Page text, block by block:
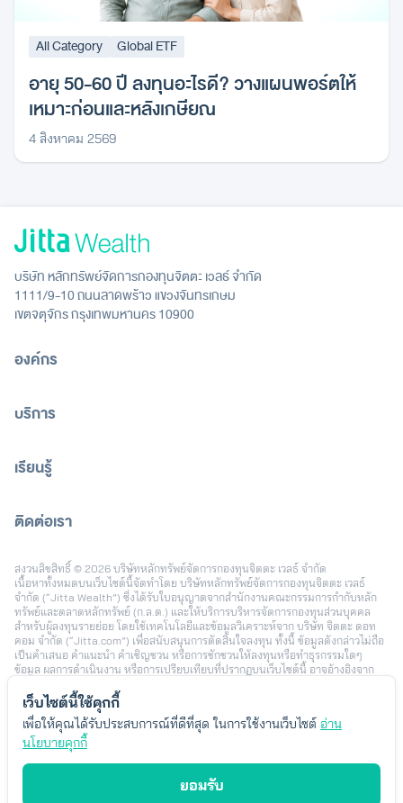
All Category Global ETF
อายุ 50-60 ปี ลงทุนอะไรดี? วางแผนพอร์ตให้
เหมาะก่อนและหลังเกษียณ
4 สิงหาคม 2569
บริษัท หลักทรัพย์จัดการกองทุนจิตตะ เวลธ์ จำกัด
1111/9-10 ถนนลาดพร้าว แขวงจันทรเกษม
เขตจตุจักร กรุงเทพมหานคร 10900
องค์กร
บริการ
เรียนรู้
ติดต่อเรา
สงวนลิขสิทธิ์ © 2026 บริษัทหลักทรัพย์จัดการกองทุนจิตตะ เวลธ์ จำกัด
เนื้อหาทั้งหมดบนเว็บไซต์นี้จัดทำโดย บริษัทหลักทรัพย์จัดการกองทุนจิตตะ เวลธ์
จำกัด (“Jitta Wealth”) ซึ่งได้รับใบอนุญาตจากสำนักงานคณะกรรมการกำกับหลัก
ทรัพย์และตลาดหลักทรัพย์ (ก.ล.ต.) และให้บริการบริหารจัดการกองทุนส่วนบุคคล
สำหรับผู้ลงทุนรายย่อย โดยใช้เทคโนโลยีและข้อมูลวิเคราะห์จาก บริษัท จิตตะ ดอท
คอม จำกัด (“Jitta.com”) เพื่อสนับสนุนการตัดสินใจลงทุน ทั้งนี้ ข้อมูลดังกล่าวไม่ถือ
เป็นคำเสนอ คำแนะนำ คำเชิญชวน หรือการชักชวนให้ลงทุนหรือทำธุรกรรมใดๆ
ข้อมูล ผลการดำเนินงาน หรือการเปรียบเทียบที่ปรากฏบนเว็บไซต์นี้ อาจอ้างอิงจาก
สามารถใช้เป็นหลักประกันผลตอบแทนในอนาคต การลงทุนมีความเสี่ยง ผู้ลงทุนอาจ
สูญเสียเงินลงทุนบางส่วนหรือทั้งหมดได้ รวมถึงความเสี่ยงจากอัตราแลกเปลี่ยนใน
กรณีลงทุนในต่างประเทศ ผลตอบแทนของผู้ลงทุนแต่ละรายอาจแตกต่างกัน ขึ้นอยู่กับ
ปัจจัย เช่น ระยะเวลาและช่วงเวลาในการลงทุน นโยบายการลงทุน จำนวนเงินลงทุน
พฤติกรรมการเพิ่มหรือลดเงินลงทุน และสภาวะตลาดในแต่ละช่วง โดยตัวอย่างข้อมูล
หรือประสบการณ์การลงทุนที่นำเสนอ เป็นเพียงบางกรณีซึ่งได้รับความยินยอมในการ
เผยแพร่ เพื่อประกอบการพิจารณาเท่านั้น ไม่ได้สะท้อนผลลัพธ์ของผู้ลงทุนทั้งหมด
Jitta Wealth ไม่มีเจตนาแนะนำความเหมาะสมของกลยุทธ์การลงทุนใดเป็นการ
เว็บไซต์นี้ใช้คุกกี้
เพื่อให้คุณได้รับประสบการณ์ที่ดีที่สุด ในการใช้งานเว็บไซต์ อ่าน
นโยบายคุกกี้
ยอมรับ